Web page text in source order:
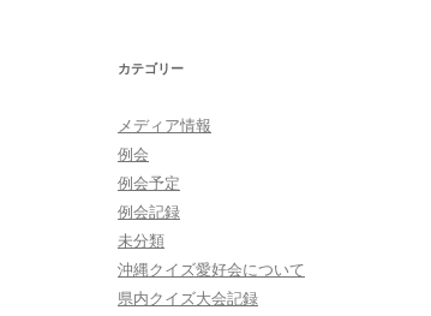
カテゴリー
メディア情報
例会
例会予定
例会記録
未分類
沖縄クイズ愛好会について
県内クイズ大会記録